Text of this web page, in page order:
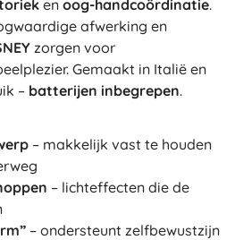
en oog-handcoördinatie.
afwerking en
zorgen voor
Gemaakt in Italië en
– batterijen inbegrepen.
– makkelijk vast te houden
– lichteffecten die de
– ondersteunt zelfbewustzijn